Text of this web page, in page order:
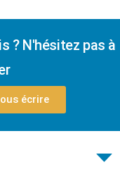
? N'hésitez pas à
écrire